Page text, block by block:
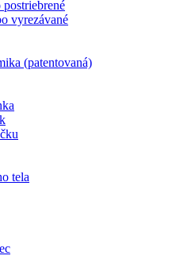
postriebrené
vyrezávané
(patentovaná)
tela